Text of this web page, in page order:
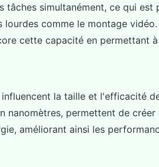
simultanément, ce qui est
comme le montage
cette capacité en permettant
influencent la taille et l'efficacité
nanomètres, permettent de créer
améliorant ainsi les